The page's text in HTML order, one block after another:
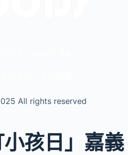
All rights reserved
小孩日」嘉義